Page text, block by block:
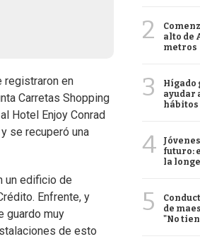
registraron en
Carretas Shopping
Hotel Enjoy Conrad
se recuperó una
un edificio de
Enfrente, y
guardo muy
de esto
2
alto de
metros
3
Hígado
ayudar
hábitos
4
futuro:
la
5
de
"No